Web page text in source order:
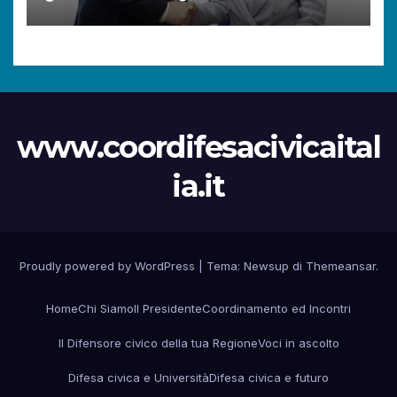
diritti dei cittadini.
www.coordifesacivicaital
ia.it
Proudly powered by WordPress Tema: Newsup di Themeansar.
HomeChi SiamoIl PresidenteCoordinamento ed Incontri
Il Difensore civico della tua RegioneVoci in ascolto
Difesa civica e UniversitàDifesa civica e futuro